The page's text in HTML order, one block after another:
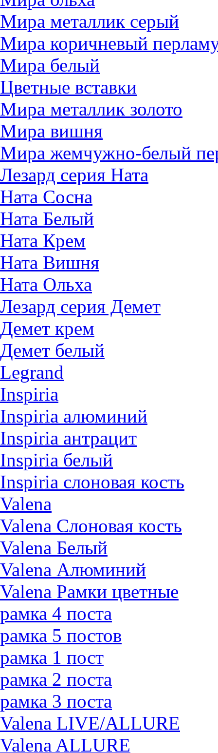
Мира металлик серый
Мира коричневый
Мира белый
Цветные вставки
Мира металлик золото
Мира вишня
Мира жемчужно-белый
Лезард серия Ната
Ната Сосна
Ната Белый
Ната Крем
Ната Вишня
Ната Ольха
Лезард серия Демет
Демет крем
Демет белый
Legrand
Inspiria
Inspiria алюминий
Inspiria антрацит
Inspiria белый
Inspiria слоновая кость
Valena
Valena Слоновая кость
Valena Белый
Valena Алюминий
Valena Рамки цветные
рамка 4 поста
рамка 5 постов
рамка 1 пост
рамка 2 поста
рамка 3 поста
Valena LIVE/ALLURE
Valena ALLURE